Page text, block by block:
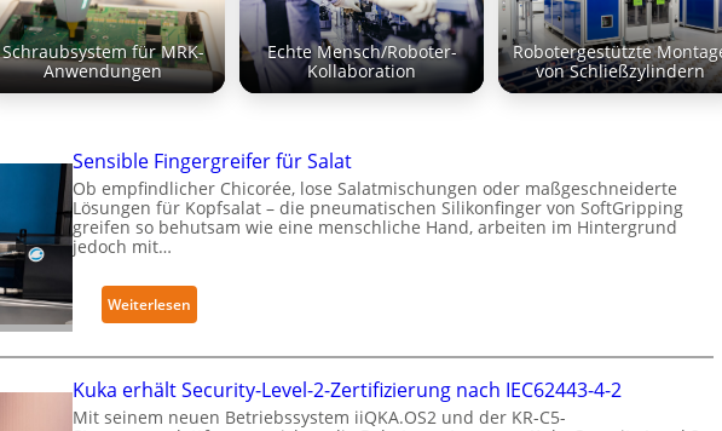
Schraubsystem für MRK-
Anwendungen
Echte Mensch/Roboter-
Kollaboration
Robotergestützte
von Schließzylindern
Sensible Fingergreifer für Salat
Ob empfindlicher Chicorée, lose Salatmischungen oder maßgeschneiderte
Lösungen für Kopfsalat – die pneumatischen Silikonfinger von SoftGripping
greifen so behutsam wie eine menschliche Hand, arbeiten im Hintergrund
jedoch mit…
Weiterlesen:
S
e
n
Kuka erhält Security-Level-2-Zertifizierung nach IEC62443-4-2
Mit seinem neuen Betriebssystem iiQKA.OS2 und der KR-C5-